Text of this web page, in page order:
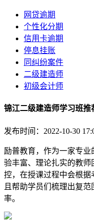
网贷逾期
个性化分期
信用卡逾期
停息挂账
同纠纷案件
二级建造师
初级会计师
锦江二级建造师学习班推
发布时间：2022-10-30
励普教育，作为一家专
验丰富、理论扎实的教
控，在授课过程中会根
且帮助学员们梳理出复
率。